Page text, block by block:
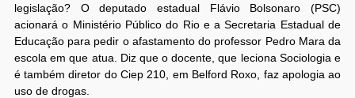
legislação? O deputado estadual Flávio Bolsonaro (PSC)
acionará o Ministério Público do Rio e a Secretaria Estadual de
Educação para pedir o afastamento do professor Pedro Mara da
escola em que atua. Diz que o docente, que leciona Sociologia e
é também diretor do Ciep 210, em Belford Roxo, faz apologia ao
uso de drogas.